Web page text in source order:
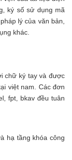
ký số sử dụng mã
lý của văn bản,
khác.
chữ ký tay và được
việt nam. Các đơn
fpt, bkav đều tuân
hạ tầng khóa công